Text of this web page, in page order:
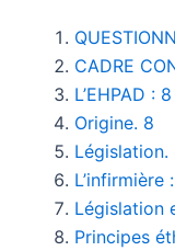
CADRE
L’EHPAD : 8
Origine. 8
Législation.
L’infirmière
Législation
Principes